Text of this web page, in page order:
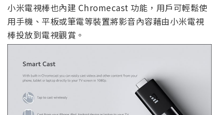
小米電視棒也內建 Chromecast 功能，用戶可輕鬆使
用手機、平板或筆電等裝置將影音內容藉由小米電視
棒投放到電視觀賞。